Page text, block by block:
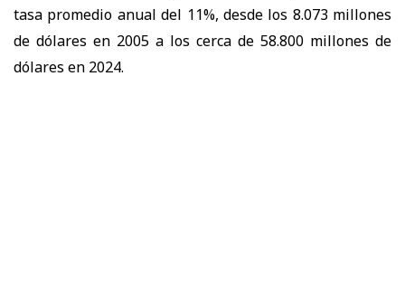
tasa promedio anual del 11%, desde los 8.073 millones
de dólares en 2005 a los cerca de 58.800 millones de
dólares en 2024.